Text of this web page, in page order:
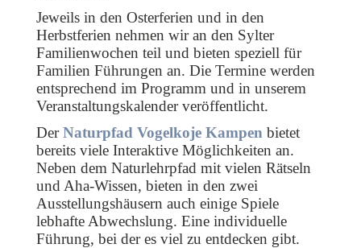
Jeweils in den Osterferien und in den
Herbstferien nehmen wir an den Sylter
Familienwochen teil und bieten speziell für
Familien Führungen an. Die Termine werden
entsprechend im Programm und in unserem
Veranstaltungskalender veröffentlicht.
DerNaturpfad Vogelkoje Kampen bietet
bereits viele Interaktive Möglichkeiten an.
Neben dem Naturlehrpfad mit vielen Rätseln
und Aha-Wissen, bieten in den zwei
Ausstellungshäusern auch einige Spiele
lebhafte Abwechslung. Eine individuelle
Führung, bei der es viel zu entdecken gibt.